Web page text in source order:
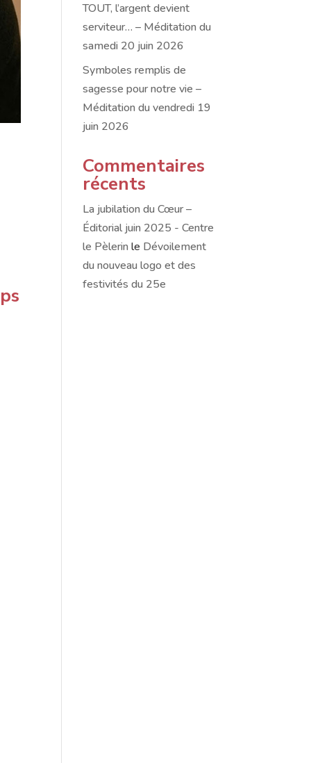
TOUT, l’argent devient
serviteur… – Méditation du
samedi 20 juin 2026
Symboles remplis de
sagesse pour notre vie –
Méditation du vendredi 19
juin 2026
Commentaires
récents
La jubilation du Cœur –
Éditorial juin 2025 - Centre
le Pèlerin le Dévoilement
du nouveau logo et des
festivités du 25e